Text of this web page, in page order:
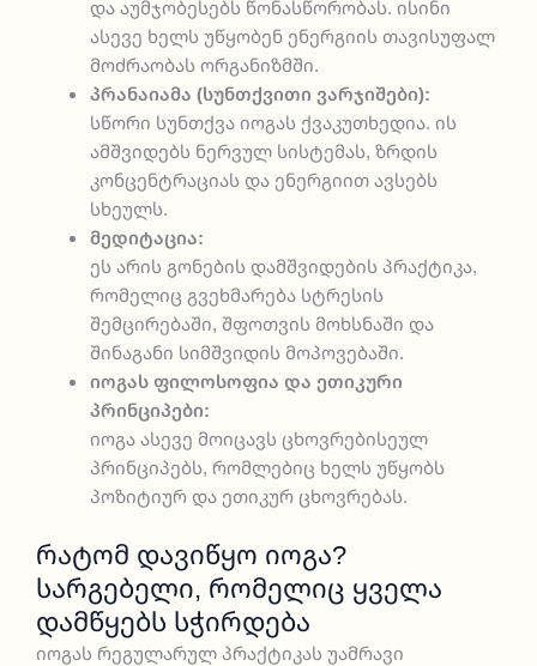
და აუმჯობესებს წონასწორობას. ისინი
ასევე ხელს უწყობენ ენერგიის თავისუფალ
მოძრაობას ორგანიზმში.
პრანაიამა (სუნთქვითი ვარჯიშები):
სწორი სუნთქვა იოგას ქვაკუთხედია. ის
ამშვიდებს ნერვულ სისტემას, ზრდის
კონცენტრაციას და ენერგიით ავსებს
სხეულს.
მედიტაცია:
ეს არის გონების დამშვიდების პრაქტიკა,
რომელიც გვეხმარება სტრესის
შემცირებაში, შფოთვის მოხსნაში და
შინაგანი სიმშვიდის მოპოვებაში.
იოგას ფილოსოფია და ეთიკური
პრინციპები:
იოგა ასევე მოიცავს ცხოვრებისეულ
პრინციპებს, რომლებიც ხელს უწყობს
პოზიტიურ და ეთიკურ ცხოვრებას.
ᲠᲐᲢᲝᲛ ᲓᲐᲕᲘᲬᲧᲝ ᲘᲝᲒᲐ?
Სარგებელი, Რომელიც Ყველა
Დამწყებს Სჭირდება
იოგას რეგულარულ პრაქტიკას უამრავი